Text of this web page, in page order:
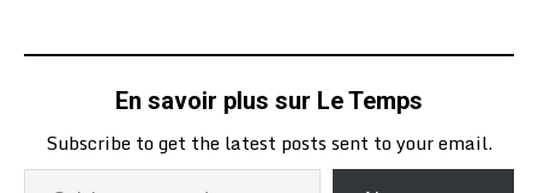
En savoir plus sur Le Temps
Subscribe to get the latest posts sent to your email.